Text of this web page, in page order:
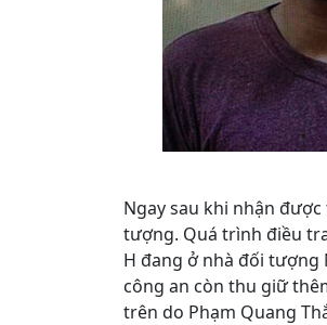
Ngay sau khi nhận
tượng. Quá trình điều
H đang ở nhà đối tượng
công an còn thu giữ
trên do Phạm Quang